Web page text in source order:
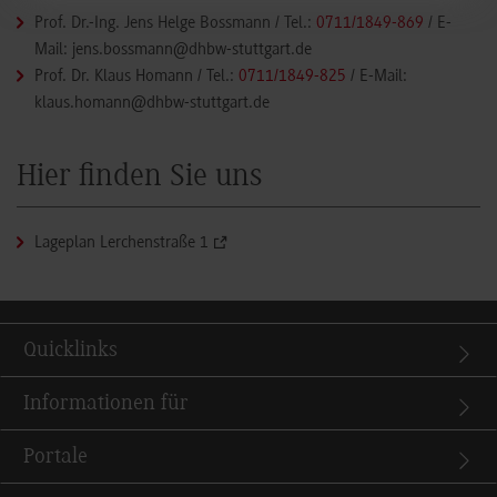
Prof. Dr.-Ing. Jens Helge Bossmann / Tel.: 0711/1849-869 / E-
Mail: jens.bossmann@dhbw-stuttgart.de
Prof. Dr. Klaus Homann / Tel.: 0711/1849-825 / E-Mail:
klaus.homann@dhbw-stuttgart.de
Hier finden Sie uns
Lageplan Lerchenstraße 1
Quicklinks
Informationen für
Portale